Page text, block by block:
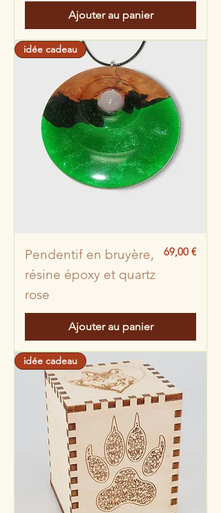
Ajouter au panier
idée cadeau
Pendentif en bruyère,
résine époxy et quartz
rose
Prix
69,00 €
Ajouter au panier
idée cadeau